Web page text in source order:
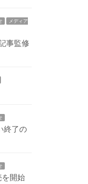
メディア
事監修
終了の
を開始